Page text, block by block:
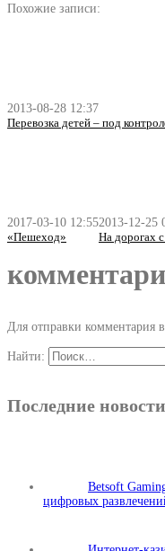
Похожие записи:
2013-08-28 12:37
Перевозка детей – под
2017-03-10 12:55
«Пешеход»
2013-12-25
На дорогах
Для отправки комментария
Найти:
Последние новости
Betsoft
цифровых